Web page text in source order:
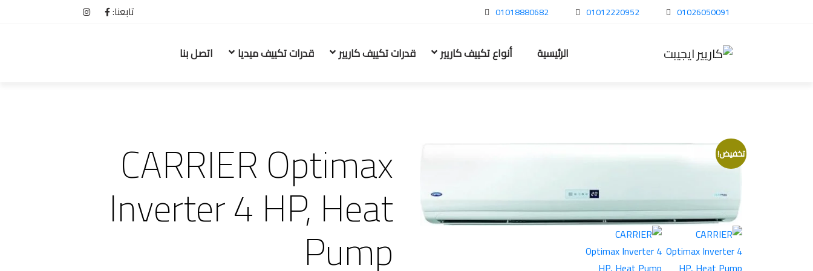
01018880682 01012220952 01026050091 تابعنا:
الرئيسية أنواع تكييف كاريير قدرات تكييف كاريير قدرات تكييف ميديا اتصل بنا
تخفيض! CARRIER Optimax
Inverter 4 HP, Heat
Pump